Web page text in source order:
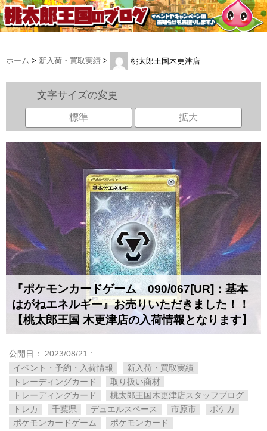
ホーム > 新入荷・買取実績 > 桃太郎王国木更津店
文字サイズの変更
標準 拡大
『ポケモンカードゲーム 090/067[UR]：基本
はがねエネルギー』お売りいただきました！！
【桃太郎王国 木更津店の入荷情報となります】
公開日： 2023/08/21 :
イベント・予約・入荷情報
新入荷・買取実績
トレーディングカード
取り扱い商材
トレーディングカード
桃太郎王国木更津店スタッフブログ
トレカ
千葉県 デュエルスペース 市原市
ポケカ
ポケモンカードゲーム
ポケモンカード